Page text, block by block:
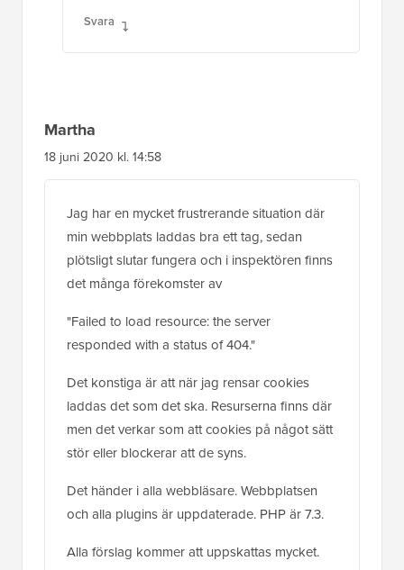
Svara
Martha
18 juni 2020 kl. 14:58
Jag har en mycket frustrerande situation där
min webbplats laddas bra ett tag, sedan
plötsligt slutar fungera och i inspektören finns
det många förekomster av
"Failed to load resource: the server
responded with a status of 404."
Det konstiga är att när jag rensar cookies
laddas det som det ska. Resurserna finns där
men det verkar som att cookies på något sätt
stör eller blockerar att de syns.
Det händer i alla webbläsare. Webbplatsen
och alla plugins är uppdaterade. PHP är 7.3.
Alla förslag kommer att uppskattas mycket.